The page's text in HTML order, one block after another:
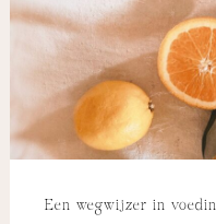
Een wegwijzer in